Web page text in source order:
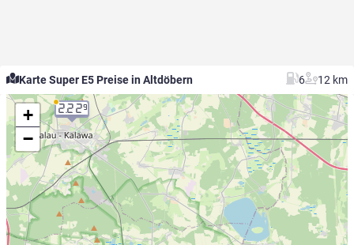
Karte Super E5 Preise in Altdöbern 6 12 km
2.229
+
−